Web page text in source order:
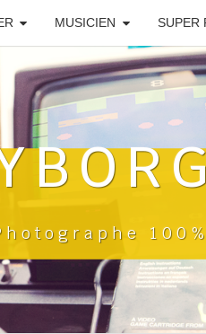
MUSICIEN SUPER